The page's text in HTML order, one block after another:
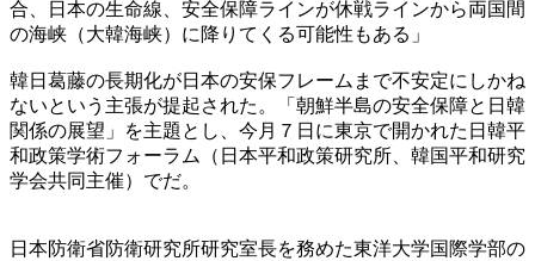
合、日本の生命線、安全保障ラインが休戦ラインから両国間
の海峡（大韓海峡）に降りてくる可能性もある」
韓日葛藤の長期化が日本の安保フレームまで不安定にしかね
ないという主張が提起された。「朝鮮半島の安全保障と日韓
関係の展望」を主題とし、今月７日に東京で開かれた日韓平
和政策学術フォーラム（日本平和政策研究所、韓国平和研究
学会共同主催）でだ。
日本防衛省防衛研究所研究室長を務めた東洋大学国際学部の